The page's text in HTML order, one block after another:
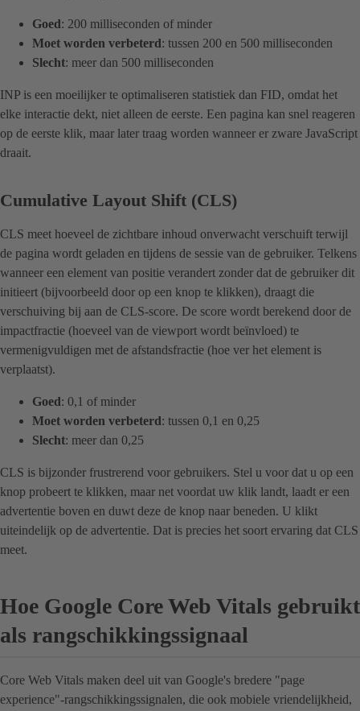
Goed: 200 milliseconden of minder
Moet worden verbeterd: tussen 200 en 500 milliseconden
Slecht: meer dan 500 milliseconden
INP is een moeilijker te optimaliseren statistiek dan FID, omdat het
elke interactie dekt, niet alleen de eerste. Een pagina kan snel reageren
op de eerste klik, maar later traag worden wanneer er zware JavaScript
draait.
Cumulative Layout Shift (CLS)
CLS meet hoeveel de zichtbare inhoud onverwacht verschuift terwijl
de pagina wordt geladen en tijdens de sessie van de gebruiker. Telkens
wanneer een element van positie verandert zonder dat de gebruiker dit
initieert (bijvoorbeeld door op een knop te klikken), draagt die
verschuiving bij aan de CLS-score. De score wordt berekend door de
impactfractie (hoeveel van de viewport wordt beïnvloed) te
vermenigvuldigen met de afstandsfractie (hoe ver het element is
verplaatst).
Goed: 0,1 of minder
Moet worden verbeterd: tussen 0,1 en 0,25
Slecht: meer dan 0,25
CLS is bijzonder frustrerend voor gebruikers. Stel u voor dat u op een
knop probeert te klikken, maar net voordat uw klik landt, laadt er een
advertentie boven en duwt deze de knop naar beneden. U klikt
uiteindelijk op de advertentie. Dat is precies het soort ervaring dat CLS
meet.
Hoe Google Core Web Vitals gebruikt
als rangschikkingssignaal
Core Web Vitals maken deel uit van Google's bredere "page
experience"-rangschikkingssignalen, die ook mobiele vriendelijkheid,